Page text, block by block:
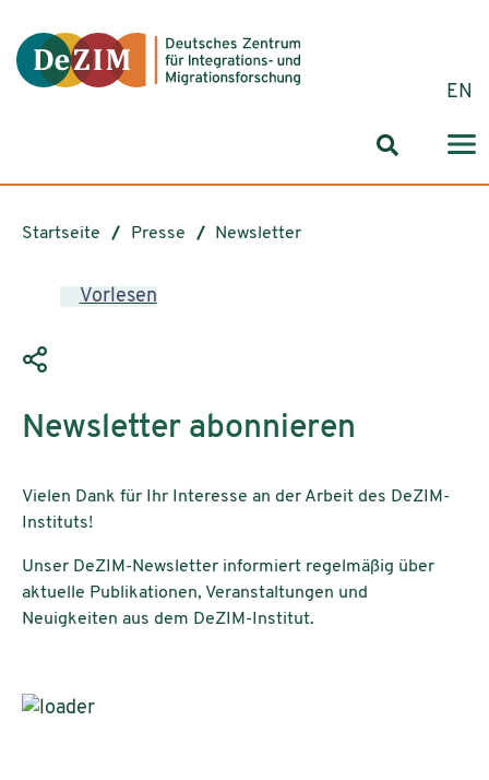
EN
Startseite Presse Newsletter
Vorlesen
Newsletter abonnieren
Vielen Dank für Ihr Interesse an der Arbeit des DeZIM-
Instituts!
Unser DeZIM-Newsletter informiert regelmäßig über
aktuelle Publikationen, Veranstaltungen und
Neuigkeiten aus dem DeZIM-Institut.